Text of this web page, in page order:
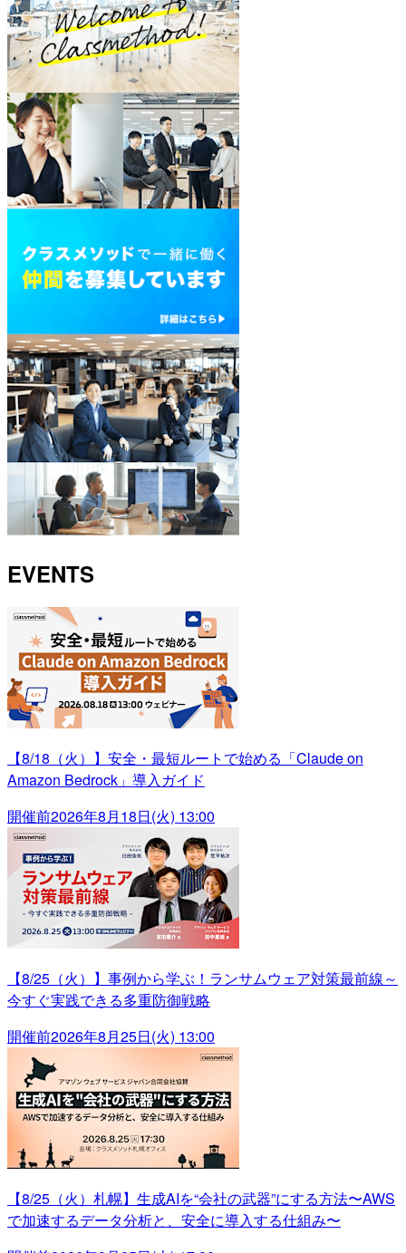
EVENTS
【8/18（火）】安全・最短ルートで始める「Claude on
Amazon Bedrock」導入ガイド
開催前2026年8月18日(火) 13:00
【8/25（火）】事例から学ぶ！ランサムウェア対策最前線～
今すぐ実践できる多重防御戦略
開催前2026年8月25日(火) 13:00
【8/25（火）札幌】生成AIを“会社の武器”にする方法〜AWS
で加速するデータ分析と、安全に導入する仕組み〜